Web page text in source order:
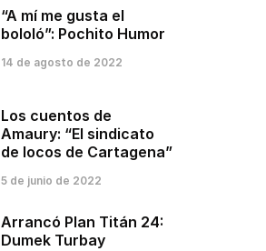
“A mí me gusta el
bololó”: Pochito Humor
14 de agosto de 2022
Los cuentos de
Amaury: “El sindicato
de locos de Cartagena”
5 de junio de 2022
Arrancó Plan Titán 24:
Dumek Turbay